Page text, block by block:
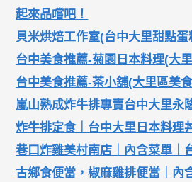
起來品嚐吧！
貝米烘焙工作室(台中大里甜點蛋
台中美食推薦-菊園日本料理(大
台中美食推薦-茶小舖(大里區美
嵐山熟成炸牛排專賣台中大里永
炸牛排定食｜台中大里日本料理
巷口炸雞美村南店｜內含菜單｜
古鄉食便當，椒麻雞排便當｜內